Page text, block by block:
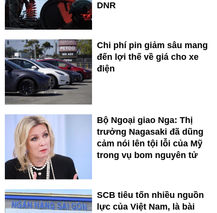
DNR
Chi phí pin giảm sâu mang
đến lợi thế về giá cho xe
điện
Bộ Ngoại giao Nga: Thị
trưởng Nagasaki đã dũng
cảm nói lên tội lỗi của Mỹ
trong vụ bom nguyên tử
SCB tiêu tốn nhiều nguồn
lực của Việt Nam, là bài